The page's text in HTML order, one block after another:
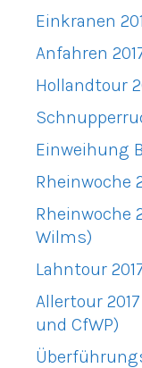
Einkranen
Anfahren
Hollandtour
Einweihung
Rheinwoche
Rheinwoche
Wilms)
Lahntour
Allertour
und CfWP)